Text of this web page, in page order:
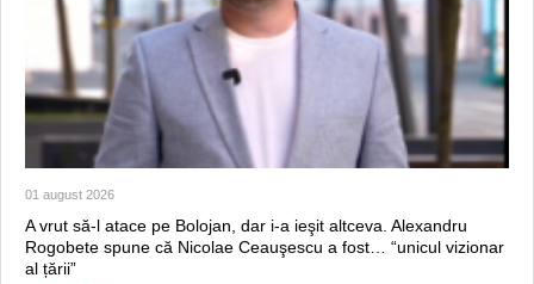
01 august 2026
A vrut să-l atace pe Bolojan, dar i-a ieşit altceva. Alexandru
Rogobete spune că Nicolae Ceauşescu a fost… “unicul vizionar
al țării”